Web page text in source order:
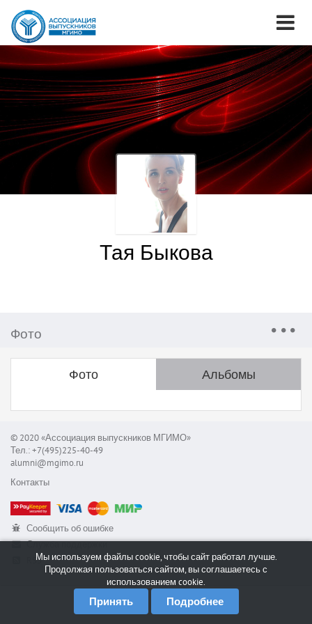
Тая Быкова
Фото
Фото Альбомы
© 2020 «Ассоциация выпускников МГИМО»
Тел.: +7(495)225-40-49
alumni@mgimo.ru
Контакты
Сообщить об ошибке
Служба поддержки
RSSМы используем файлы cookie, чтобы сайт работал лучше.
Продолжая пользоваться сайтом, вы соглашаетесь с
использованием cookie.
Принять Подробнее